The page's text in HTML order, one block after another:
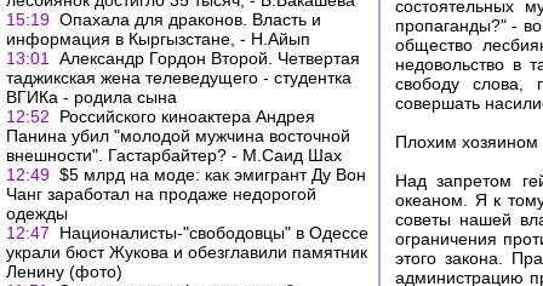
15:19 Опахала для драконов. Власть и
информация в Кыргызстане, - Н.Айып
13:01
Александр Гордон Второй. Четвертая
таджикская жена телеведущего - студентка
ВГИКа - родила сына
12:52
Российского киноактера Андрея
Панина убил "молодой мужчина восточной
внешности". Гастарбайтер? - М.Саид Шах
12:49 $5 млрд на моде: как эмигрант Ду Вон
Чанг заработал на продаже недорогой
одежды
12:47
Националисты-"свободовцы" в Одессе
украли бюст Жукова и обезглавили памятник
Ленину (фото)
состоятельных
пропаганды?" -
общество
недовольство в
свободу слова,
совершать
Плохим хозяином
Над запретом
океаном. Я к
советы нашей
ограничения
этого закона.
администрацию